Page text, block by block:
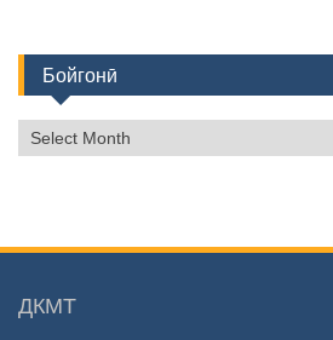
Бойгонӣ
о
н
ДКМТ